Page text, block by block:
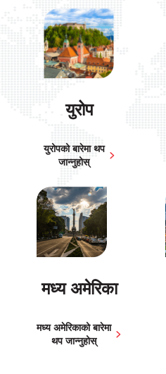
युरोप
युरोपको बारेमा थप
जान्नुहोस्
मध्य अमेरिका
मध्य अमेरिकाको बारेमा
थप जान्नुहोस्